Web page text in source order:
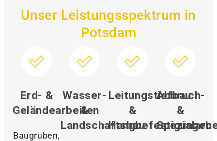
Unser Leistungsspektrum in
Potsdam
Erd- &
Geländearbeiten
Baugruben,
Wasser-
&
Landschaftsbau
Leitungstiefbau
&
Hangbefestigungen
Abbruch-
&